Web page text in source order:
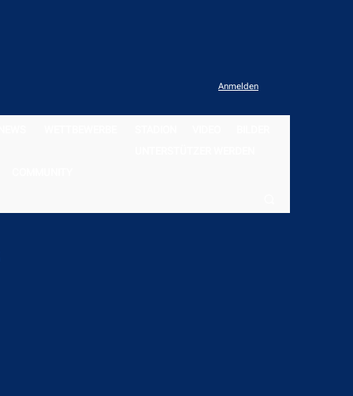
Anmelden